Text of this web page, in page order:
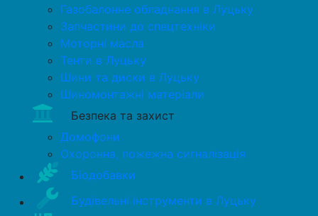
Газобалонне обладнання в Луцьку
Запчастини до спецтехніки
Моторні масла
Тенти в Луцьку
Шини та диски в Луцьку
Шиномонтажні матеріали
Безпека та захист
Домофони
Охоронна, пожежна сигналізація
Біодобавки
Будівельні інструменти в Луцьку